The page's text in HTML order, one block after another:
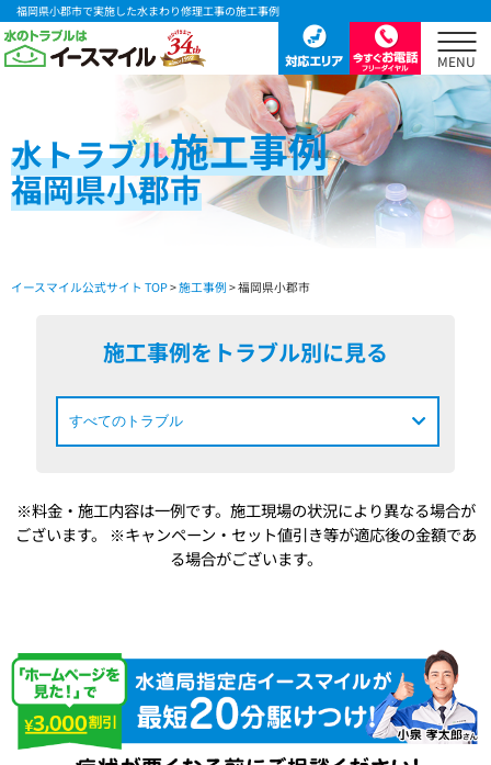
福岡県小郡市で実施した水まわり修理工事の施工事例
水トラブル施工事例
福岡県小郡市
イースマイル公式サイト TOP>施工事例 > 福岡県小郡市
施工事例をトラブル別に見る
※料金・施工内容は一例です。施工現場の状況により異なる場合が
ございます。
※キャンペーン・セット値引き等が適応後の金額であ
る場合がございます。